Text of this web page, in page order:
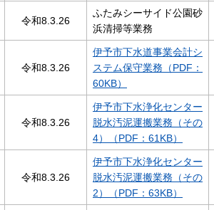
令和8.3.26
ふたみシーサイド公園砂
浜清掃等業務
令和8.3.26
伊予市下水道事業会計シ
ステム保守業務（PDF：
60KB）
令和8.3.26
伊予市下水浄化センター
脱水汚泥運搬業務（その
4）（PDF：61KB）
令和8.3.26
伊予市下水浄化センター
脱水汚泥運搬業務（その
2）（PDF：63KB）